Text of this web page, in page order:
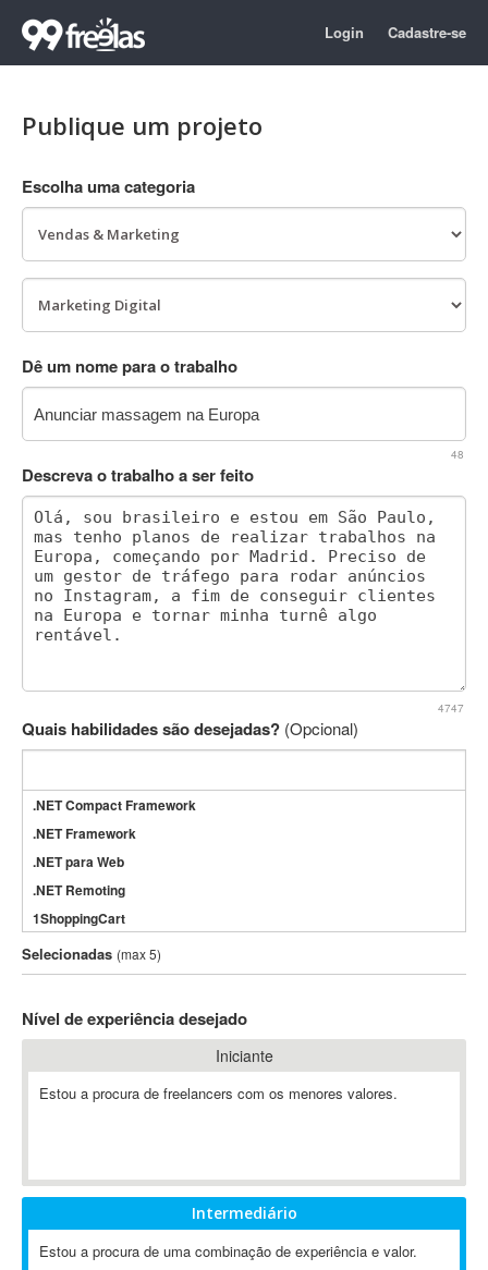
Login Cadastre-se
Publique um projeto
Escolha uma categoria
Dê um nome para o trabalho
48
Descreva o trabalho a ser feito
4747
Quais habilidades são desejadas? (Opcional)
.NET Compact Framework
.NET Framework
.NET para Web
.NET Remoting
1ShoppingCart
3DS Max
3GSM
802.11
A-GPS
ABAP
Abaqus
ABBYY FineReader
Selecionadas (max 5)
Nível de experiência desejado
Iniciante
Estou a procura de freelancers com os menores valores.
Intermediário
Estou a procura de uma combinação de experiência e valor.